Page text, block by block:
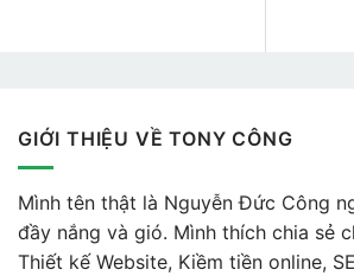
GIỚI THIỆU VỀ TONY CÔNG
Mình tên thật là Nguyễn Đức Công
đầy nắng và gió. Mình thích chia sẻ
Thiết kế Website, Kiềm tiền online,